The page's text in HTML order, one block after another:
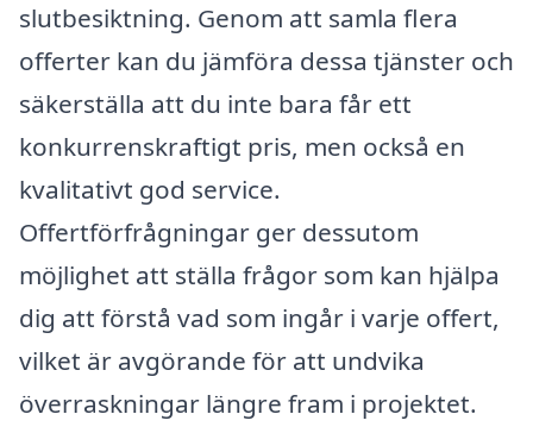
slutbesiktning. Genom att samla flera
offerter kan du jämföra dessa tjänster och
säkerställa att du inte bara får ett
konkurrenskraftigt pris, men också en
kvalitativt god service.
Offertförfrågningar ger dessutom
möjlighet att ställa frågor som kan hjälpa
dig att förstå vad som ingår i varje offert,
vilket är avgörande för att undvika
överraskningar längre fram i projektet.